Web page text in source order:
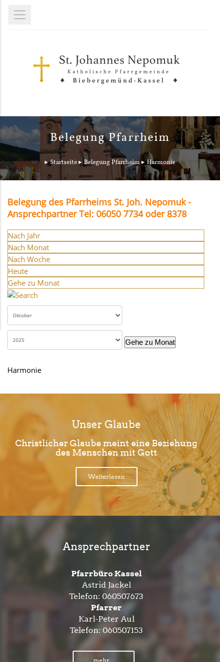
Belegung Pfarrheim
Startseite Belegung Pfarrheim Harmonie
Belegung des Pfarrheims St. Joh. Nepomuk -
Ansprechpartner Tel: 06050 7734 oder 8378
Nach Jahr
Nach Monat
Nach Woche
Heute
Gehe zu Monat
Gehe zu Monat
Harmonie
Unser Glaube
Christlicher Glaube meint eine Beziehung
des Menschen mit Gott
Weiterlesen
Ansprechpartner
Pfarrbüro Kassel
Astrid Jackel
Telefon: 060507673
Pfarrer
Karl-Peter Aul
Telefon: 060507153
mehr...